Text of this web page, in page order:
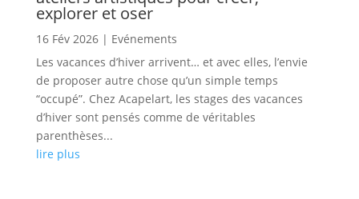
explorer et oser
16 Fév 2026| Evénements
Les vacances d’hiver arrivent… et avec elles, l’envie
de proposer autre chose qu’un simple temps
“occupé”. Chez Acapelart, les stages des vacances
d’hiver sont pensés comme de véritables
parenthèses...
lire plus